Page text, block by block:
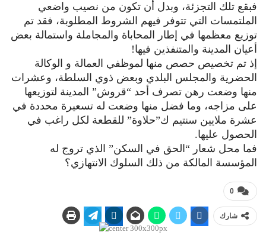
فبقع تلك التجزئة، وبدل أن تكون من نصيب واضعي
الملتمسات التي تتوفر فيهم الشروط المطلوبة، فقد تم
توزيع معظمها في إطار المحاباة والمجاملة واستمالة بعض
أعيان المدينة والمتنفذين فيها!
إذ تم تخصيص حصص منها لموظفي العمالة و الوكالة
الحضرية والمجلس البلدي وبعض ذوي السلطة، وعشرات
منها وضعت رهن تصرف أحد “قروش” المدينة لتوزيعها
على مزاجه، وما فضل منها وضعت له تسعيرة محددة في
عشرة ملايين سنتيم ك”حلاوة” للقطعة لكل راغب في
الحصول عليها.
فما محل شعار “الحق في السكن” الذي تروج له
المؤسسة المالكة من ذلك السلوك الانتهازي؟
0
شارك